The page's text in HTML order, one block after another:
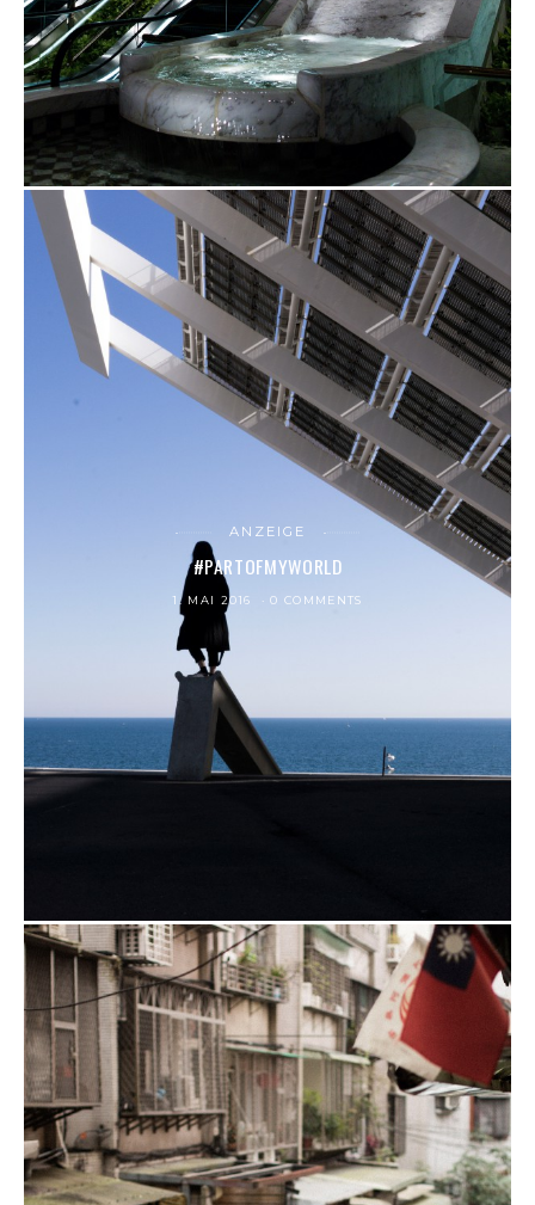
ANZEIGE
#PARTOFMYWORLD
1. MAI 2016 0 COMMENTS